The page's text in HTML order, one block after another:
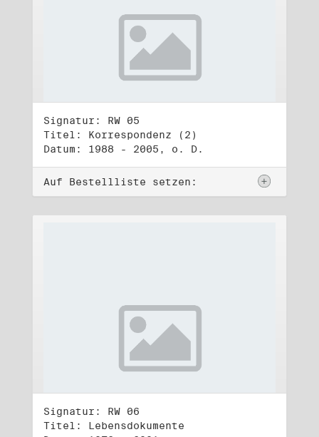
Signatur: RW 05
Titel: Korrespondenz (2)
Datum: 1988 - 2005, o. D.
Auf Bestellliste setzen:
Signatur: RW 06
Titel: Lebensdokumente